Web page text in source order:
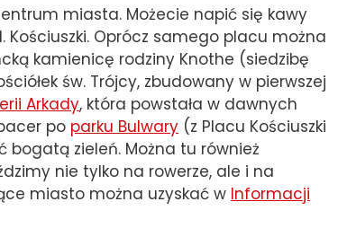
miasta. Możecie napić się kawy
Kościuszki. Oprócz samego placu można
kamienicę rodziny Knothe (siedzibę
św. Trójcy, zbudowany w pierwszej
Arkady, która powstała w dawnych
po parku Bulwary (z Placu Kościuszki
zieleń. Można tu również
nie tylko na rowerze, ale i na
miasto można uzyskać w Informacji